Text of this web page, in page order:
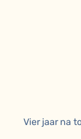
Vier jaar na